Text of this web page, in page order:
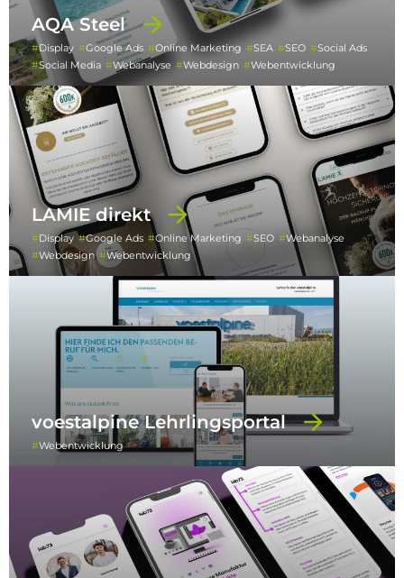
AQA Steel
Display Google Ads Online Marketing SEA SEO
Social Ads
Social Media
Webanalyse Webdesign Webentwicklung
LAMIE direkt
Display Google Ads Online Marketing SEO
Webanalyse
Webdesign
Webentwicklung
voestalpine Lehrlingsportal
Webentwicklung